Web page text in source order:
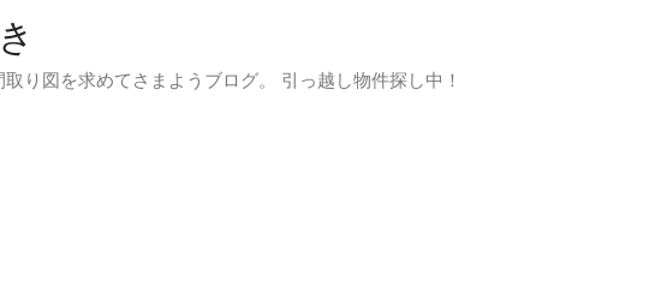
り図を求めてさまようブログ。 引っ越し物件探し中！